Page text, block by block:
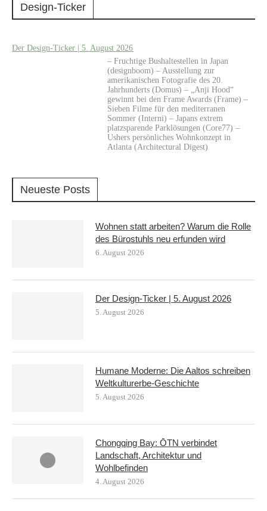
Design-Ticker
Der Design-Ticker | 5. August 2026
– Fruchtige Bushaltestellen in Japan
(designboom) – Ausstellung zur
amerikanischen Fotografie des 20.
Jahrhunderts (Domus) – „Anji Hood“
gewinnt bei den Frame Awards (Frame) –
Sieben Filme für den mediterranen
Sommer (Interni) – Japans extrem
platzsparende Parklösungen (Core77) –
Ushers persönliches Wohnkonzept in
Atlanta (Architectural Digest)
Neueste Posts
Wohnen statt arbeiten? Warum die Rolle
des Bürostuhls neu erfunden wird
6. August 2026
Der Design-Ticker | 5. August 2026
5. August 2026
Humane Moderne: Die Aaltos schreiben
Weltkulturerbe-Geschichte
5. August 2026
Chongqing Bay: ŌTN verbindet
Landschaft, Architektur und
Wohlbefinden
4. August 2026